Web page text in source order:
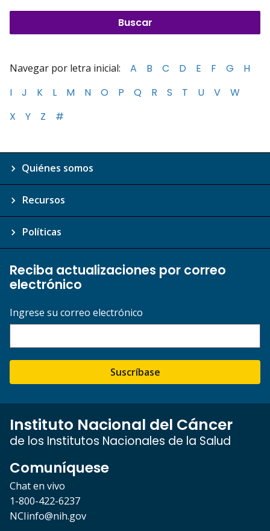
Navegar por letra inicial: A B C D E F G
H
I
J K L M N O P Q R S T U V
W
X
Y Z #
Quiénes somos
Recursos
Políticas
Reciba actualizaciones por correo
electrónico
Ingrese su correo electrónico
Suscríbase
Instituto Nacional del Cáncer
de los Institutos Nacionales de la Salud
Comuníquese
Chat en vivo
1-800-422-6237
NCIinfo@nih.gov